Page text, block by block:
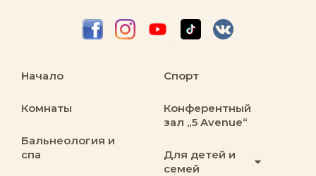
Начало
Комнаты
Бальнеология и
спа
Спорт
Конферентный
зал „5 Avenue“
Для детей и
семей